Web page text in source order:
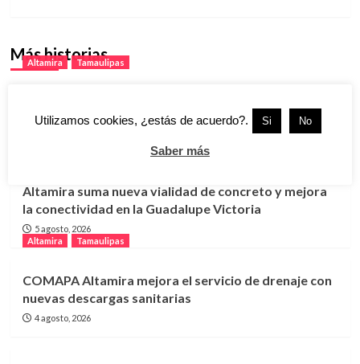
Más historias
Altamira Tamaulipas
refuerza acciones de transparencia
Altamira suma nueva vialidad de concreto y mejora
la conectividad en la Guadalupe Victoria
5 agosto, 2026
Altamira
Tamaulipas
COMAPA Altamira mejora el servicio de drenaje con
nuevas descargas sanitarias
4 agosto, 2026
Utilizamos cookies, ¿estás de acuerdo?. Si No
Saber más